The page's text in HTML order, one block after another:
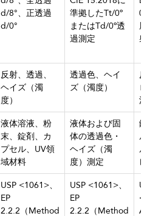
d/8°、正透過
d/0°
準拠したTt/0º
またはTd/0º透
過測定
周
射
反射、透過、
ヘイズ（濁
度）
透過色、ヘイ
ズ（濁度）
反
沢
液体溶液、粉
末、錠剤、カ
プセル、UV領
域材料
液体および固
体の透過色・
ヘイズ（濁
度）測定
錠
ル
ル
USP <1061>、
EP
2.2.2（Method
USP <1061>、
EP
2.2.2（Method